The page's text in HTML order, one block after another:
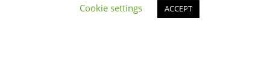
Cookie settings
ACCEPT